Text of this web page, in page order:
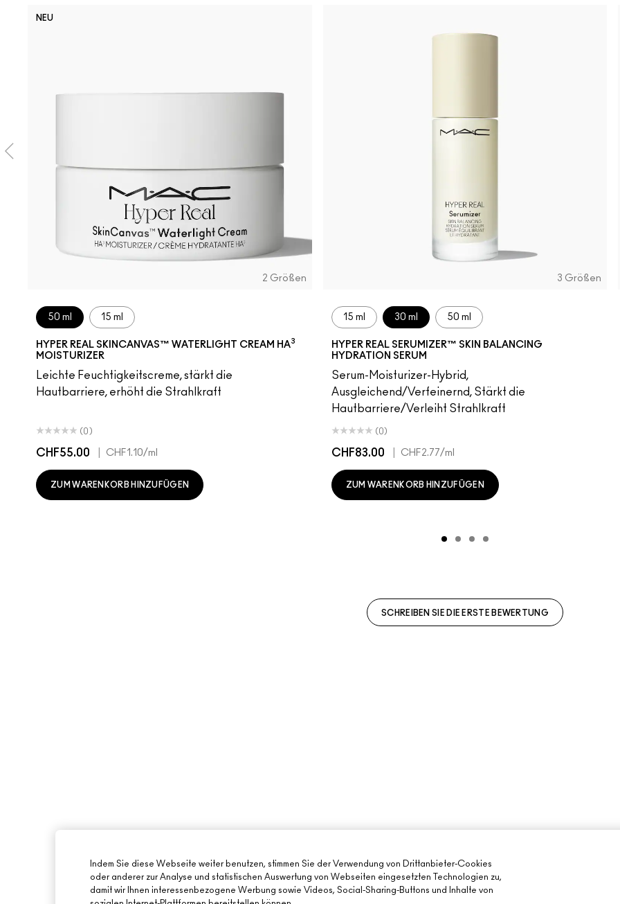
NEU
2 Größen
50 ml 15 ml
HYPER REAL SKINCANVAS™ WATERLIGHT CREAM HA3
MOISTURIZER
Leichte Feuchtigkeitscreme, stärkt die
Hautbarriere, erhöht die Strahlkraft
(0)
CHF55.00 CHF1.10/ml
ZUM WARENKORB HINZUFÜGEN
3 Größen
15 ml 30 ml 50 ml
HYPER REAL SERUMIZER™ SKIN BALANCING
HYDRATION SERUM
Serum-Moisturizer-Hybrid,
Ausgleichend/Verfeinernd, Stärkt die
Hautbarriere/Verleiht Strahlkraft
(0)
CHF83.00 CHF2.77/ml
ZUM WARENKORB HINZUFÜGEN
SCHREIBEN SIE DIE ERSTE BEWERTUNG
Indem Sie diese Webseite weiter benutzen, stimmen Sie der Verwendung von Drittanbieter-Cookies
oder anderer zur Analyse und statistischen Auswertung von Webseiten eingesetzten Technologien zu,
damit wir Ihnen interessenbezogene Werbung sowie Videos, Social-Sharing-Buttons und Inhalte von